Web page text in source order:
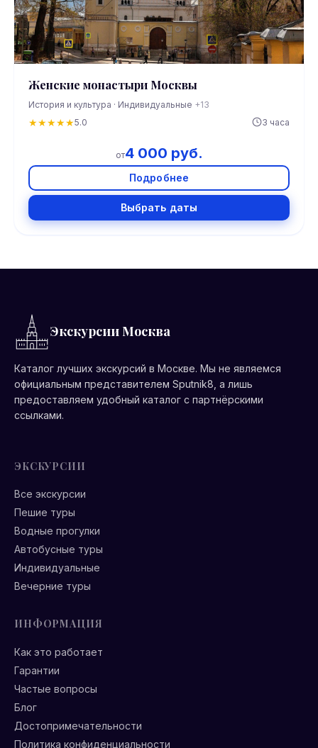
Женские монастыри Москвы
История и культура · Индивидуальные +13
★★★★★5.0 3 часа
от4 000 руб.
Подробнее
Выбрать даты
Экскурсии Москва
Каталог лучших экскурсий в Москве. Мы не являемся
официальным представителем Sputnik8, а лишь
предоставляем удобный каталог с партнёрскими
ссылками.
ЭКСКУРСИИ
Все экскурсии
Пешие туры
Водные прогулки
Автобусные туры
Индивидуальные
Вечерние туры
ИНФОРМАЦИЯ
Как это работает
Гарантии
Частые вопросы
Блог
Достопримечательности
Политика конфиденциальности